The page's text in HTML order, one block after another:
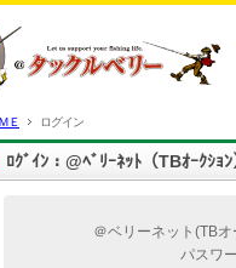
Ｅ ログイン
ﾛｸﾞｲﾝ：@ﾍﾞﾘｰﾈｯﾄ（TBｵｰｸｼｮ
＠ベリーネット(TB
パスワ